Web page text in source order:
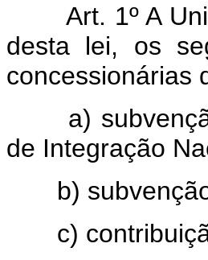
Art. 1º A
desta lei, os
concessionárias
a) subvenção
de Integração
b) subvenção
c)